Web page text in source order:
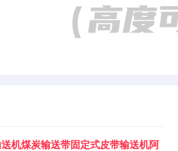
机煤炭输送带固定式皮带输送机阿